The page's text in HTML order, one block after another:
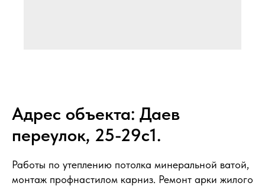
Утепление потолка и обшив
профнастилом
Адрес объекта: Даев
переулок, 25-29с1.
Работы по утеплению потолка минеральной ватой,
монтаж профнастилом карниз. Ремонт арки жилого